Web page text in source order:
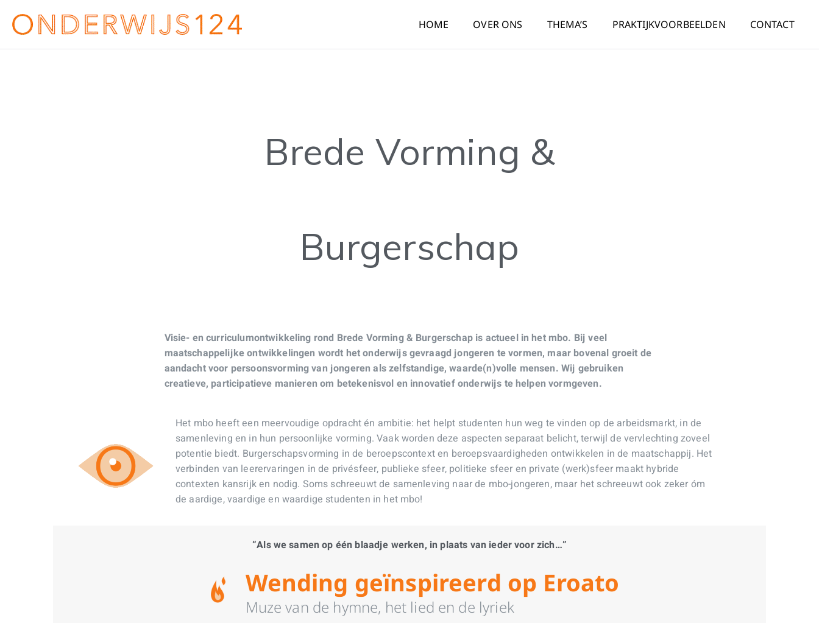
HOME OVER ONS THEMA’S PRAKTIJKVOORBEELDEN CONTACT
Brede Vorming &
Burgerschap
Visie- en curriculumontwikkeling rond Brede Vorming & Burgerschap is actueel in het mbo. Bij veel
maatschappelijke ontwikkelingen wordt het onderwijs gevraagd jongeren te vormen, maar bovenal groeit de
aandacht voor persoonsvorming van jongeren als zelfstandige, waarde(n)volle mensen. Wij gebruiken
creatieve, participatieve manieren om betekenisvol en innovatief onderwijs te helpen vormgeven.
Het mbo heeft een meervoudige opdracht én ambitie: het helpt studenten hun weg te vinden op de arbeidsmarkt, in de
samenleving en in hun persoonlijke vorming. Vaak worden deze aspecten separaat belicht, terwijl de vervlechting zoveel
potentie biedt. Burgerschapsvorming in de beroepscontext en beroepsvaardigheden ontwikkelen in de maatschappij. Het
verbinden van leerervaringen in de privésfeer, publieke sfeer, politieke sfeer en private (werk)sfeer maakt hybride
contexten kansrijk en nodig. Soms schreeuwt de samenleving naar de mbo-jongeren, maar het schreeuwt ook zeker óm
de aardige, vaardige en waardige studenten in het mbo!
“Als we samen op één blaadje werken, in plaats van ieder voor zich…”
Wending geïnspireerd op Eroato
Muze van de hymne, het lied en de lyriek